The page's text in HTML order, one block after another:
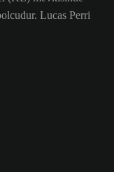
Lucas Perri